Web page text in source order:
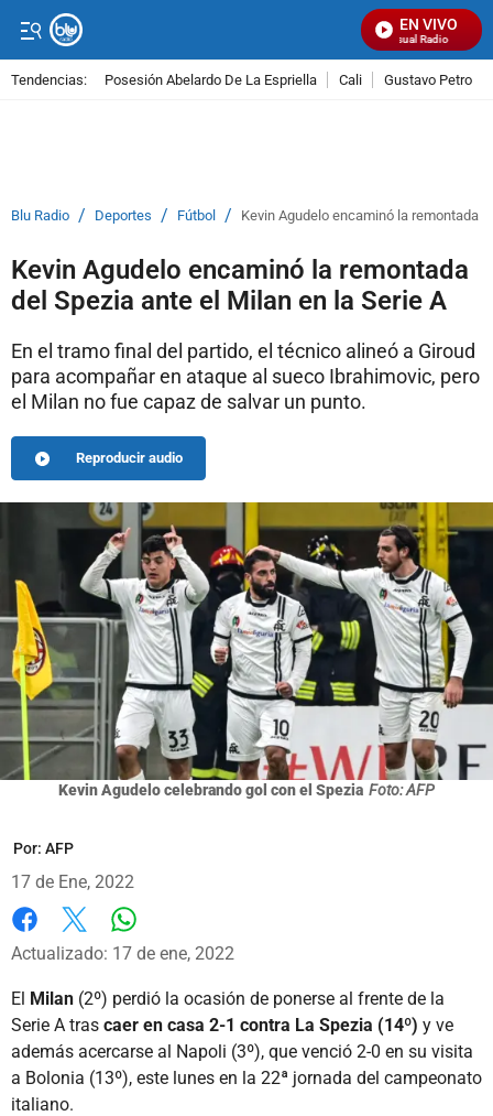
EN VIVO
Señal Visual Radio
Tendencias: Posesión Abelardo De La Espriella Cali Gustavo Petro
Blu Radio / Deportes / Fútbol / Kevin Agudelo encaminó la remontada
Kevin Agudelo encaminó la remontada
del Spezia ante el Milan en la Serie A
En el tramo final del partido, el técnico alineó a Giroud
para acompañar en ataque al sueco Ibrahimovic, pero
el Milan no fue capaz de salvar un punto.
Reproducir audio
Kevin Agudelo celebrando gol con el Spezia Foto: AFP
Por: AFP
17 de Ene, 2022
Facebook
X
Actualizado: 17 de ene, 2022
El Milan (2º) perdió la ocasión de ponerse al frente de la
Serie A tras caer en casa 2-1 contra La Spezia (14º) y ve
además acercarse al Napoli (3º), que venció 2-0 en su visita
a Bolonia (13º), este lunes en la 22ª jornada del campeonato
italiano.